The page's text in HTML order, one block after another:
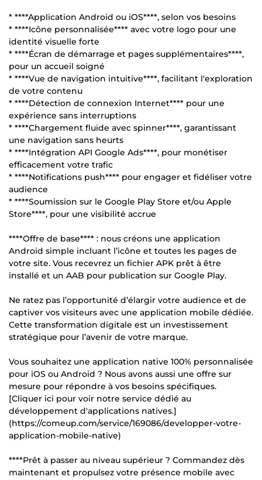
* ****Application Android ou iOS****, selon vos besoins
* ****Icône personnalisée**** avec votre logo pour une
identité visuelle forte
* ****Écran de démarrage et pages supplémentaires****,
pour un accueil soigné
* ****Vue de navigation intuitive****, facilitant l'exploration
de votre contenu
* ****Détection de connexion Internet**** pour une
expérience sans interruptions
* ****Chargement fluide avec spinner****, garantissant
une navigation sans heurts
* ****Intégration API Google Ads****, pour monétiser
efficacement votre trafic
* ****Notifications push**** pour engager et fidéliser votre
audience
* ****Soumission sur le Google Play Store et/ou Apple
Store****, pour une visibilité accrue
****Offre de base**** : nous créons une application
Android simple incluant l’icône et toutes les pages de
votre site. Vous recevrez un fichier APK prêt à être
installé et un AAB pour publication sur Google Play.
Ne ratez pas l’opportunité d’élargir votre audience et de
captiver vos visiteurs avec une application mobile dédiée.
Cette transformation digitale est un investissement
stratégique pour l’avenir de votre marque.
Vous souhaitez une application native 100% personnalisée
pour iOS ou Android ? Nous avons aussi une offre sur
mesure pour répondre à vos besoins spécifiques.
[Cliquer ici pour voir notre service dédié au
développement d'applications natives.]
(https://comeup.com/service/169086/developper-votre-
application-mobile-native)
****Prêt à passer au niveau supérieur ? Commandez dès
maintenant et propulsez votre présence mobile avec